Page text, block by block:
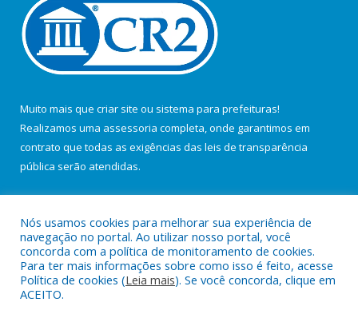
Muito mais que criar site ou sistema para prefeituras!
Realizamos uma assessoria completa, onde garantimos em
contrato que todas as exigências das leis de transparência
pública serão atendidas.
Todos os direitos reservados a Câmara Municipal de Salvaterra.
Nós usamos cookies para melhorar sua experiência de
navegação no portal. Ao utilizar nosso portal, você
concorda com a política de monitoramento de cookies.
Para ter mais informações sobre como isso é feito, acesse
Política de cookies (Leia mais). Se você concorda, clique em
ACEITO.